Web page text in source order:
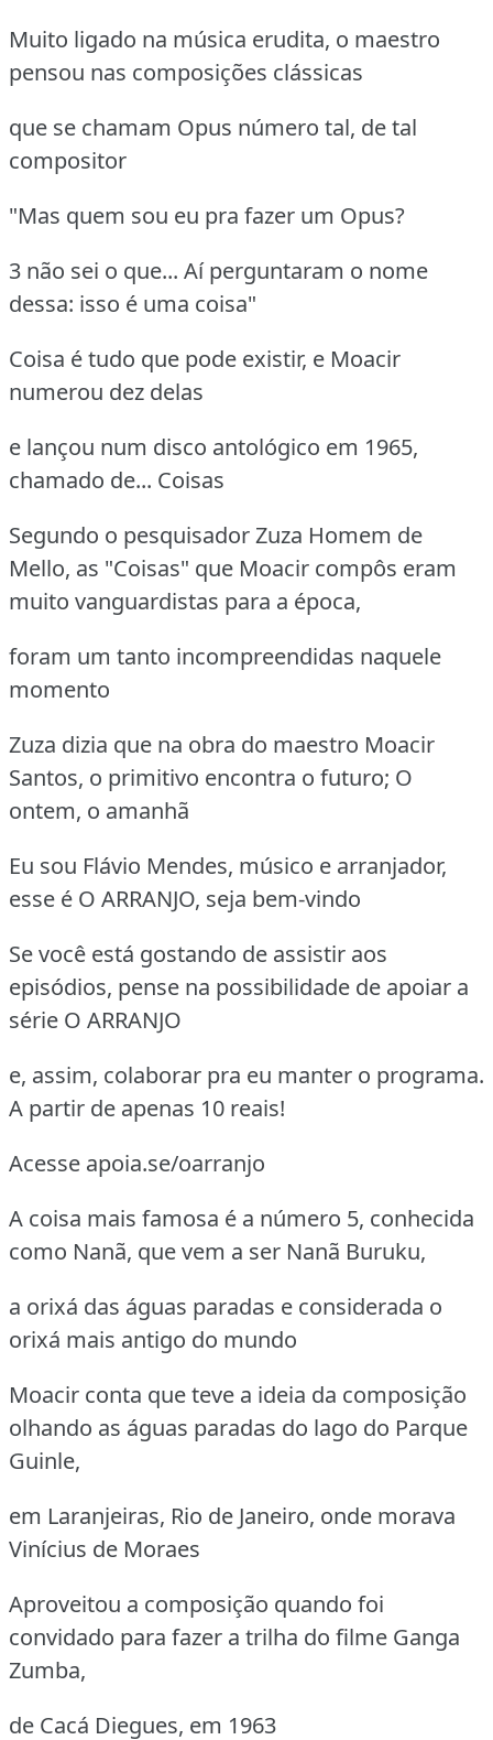
Muito ligado na música erudita, o maestro
pensou nas composições clássicas
que se chamam Opus número tal, de tal
compositor
"Mas quem sou eu pra fazer um Opus?
3 não sei o que... Aí perguntaram o nome
dessa: isso é uma coisa"
Coisa é tudo que pode existir, e Moacir
numerou dez delas
e lançou num disco antológico em 1965,
chamado de... Coisas
Segundo o pesquisador Zuza Homem de
Mello, as "Coisas" que Moacir compôs eram
muito vanguardistas para a época,
foram um tanto incompreendidas naquele
momento
Zuza dizia que na obra do maestro Moacir
Santos, o primitivo encontra o futuro; O
ontem, o amanhã
Eu sou Flávio Mendes, músico e arranjador,
esse é O ARRANJO, seja bem-vindo
Se você está gostando de assistir aos
episódios, pense na possibilidade de apoiar a
série O ARRANJO
e, assim, colaborar pra eu manter o programa.
A partir de apenas 10 reais!
Acesse apoia.se/oarranjo
A coisa mais famosa é a número 5, conhecida
como Nanã, que vem a ser Nanã Buruku,
a orixá das águas paradas e considerada o
orixá mais antigo do mundo
Moacir conta que teve a ideia da composição
olhando as águas paradas do lago do Parque
Guinle,
em Laranjeiras, Rio de Janeiro, onde morava
Vinícius de Moraes
Aproveitou a composição quando foi
convidado para fazer a trilha do filme Ganga
Zumba,
de Cacá Diegues, em 1963